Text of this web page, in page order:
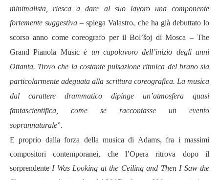
minimalista, riesca a dare al suo lavoro una componente
fortemente suggestiva – spiega Valastro, che ha già debuttato lo
scorso anno come coreografo per ilBol’šoj di Mosca –The
Grand Pianola Musicè un capolavoro dell’inizio degli anni
Ottanta. Trovo che la costante pulsazione ritmica del brano sia
particolarmente adeguata alla scrittura coreografica. La musica
dal carattere drammatico dipinge un’atmosfera quasi
fantascientifica, come se raccontasse un evento
soprannaturale”.
E proprio dalla forza della musica di Adams, fra i massimi
compositori contemporanei, che l’Opera ritrova dopo il
sorprendente I Was Looking at the Ceiling and Then I Saw the